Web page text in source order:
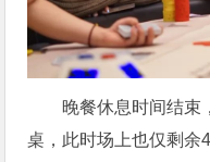
晚餐休息时间结束
桌，此时场上也仅剩余